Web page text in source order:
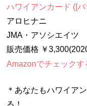
ハワイアンカード ([
アロヒナニ
JMA・アソシエイツ
販売価格 ￥
Amazonでチェックす
＊あなたもハワイア